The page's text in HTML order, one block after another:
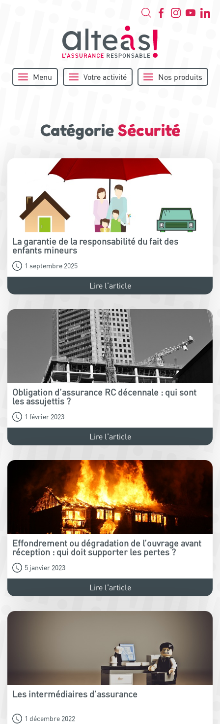
Menu Votre activité Nos produits
Catégorie Sécurité
La garantie de la responsabilité du fait des
enfants mineurs
1 septembre 2025
Lire l'article
Obligation d’assurance RC décennale : qui sont
les assujettis ?
1 février 2023
Lire l'article
Effondrement ou dégradation de l’ouvrage avant
réception : qui doit supporter les pertes ?
5 janvier 2023
Lire l'article
Les intermédiaires d’assurance
1 décembre 2022